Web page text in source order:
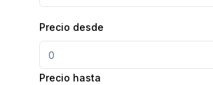
Precio desde
Precio hasta